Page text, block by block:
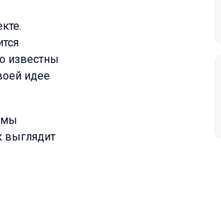
известны
идее
выглядит